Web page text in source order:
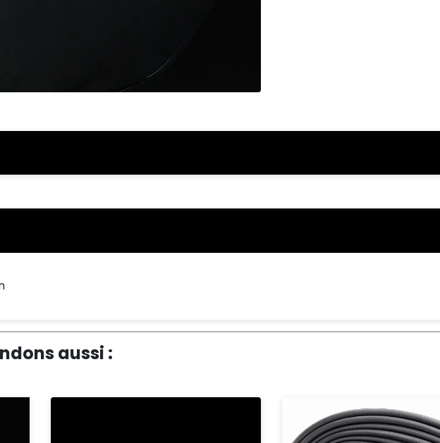
aussi :